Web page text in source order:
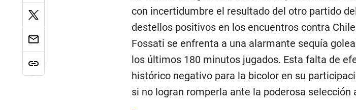
con incertidumbre el resultado del otro partido
destellos positivos en los encuentros contra
Fossati se enfrenta a una alarmante sequía
los últimos 180 minutos jugados. Esta falta de
histórico negativo para la bicolor en su
si no logran romperla ante la poderosa selección